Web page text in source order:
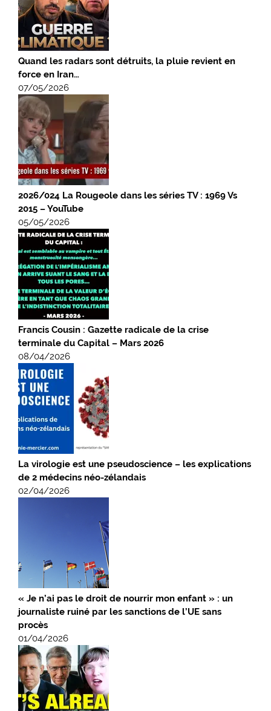
Quand les radars sont détruits, la pluie revient en
force en Iran…
07/05/2026
2026/024 La Rougeole dans les séries TV : 1969 Vs
2015 – YouTube
05/05/2026
Francis Cousin : Gazette radicale de la crise
terminale du Capital – Mars 2026
08/04/2026
La virologie est une pseudoscience – les explications
de 2 médecins néo-zélandais
02/04/2026
« Je n’ai pas le droit de nourrir mon enfant » : un
journaliste ruiné par les sanctions de l’UE sans
procès
01/04/2026